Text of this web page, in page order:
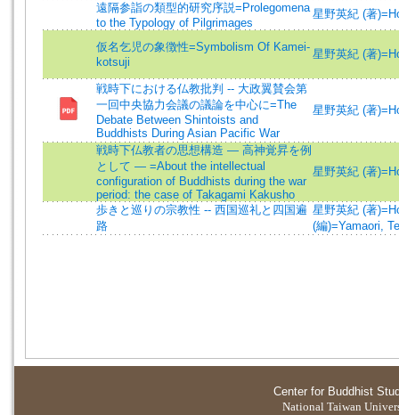
遠隔参詣の類型的研究序説=Prolegomena
to the Typology of Pilgrimages
星野英紀 (著
仮名乞児の象徴性=Symbolism Of Kamei-
kotsuji
星野英紀 (著
戦時下における仏教批判 -- 大政翼賛会第
一回中央協力会議の議論を中心に=The
Debate Between Shintoists and
Buddhists During Asian Pacific War
星野英紀 (著
戦時下仏教者の思想構造 ― 高神覚昇を例
として ― =About the intellectual
configuration of Buddhists during the war
period: the case of Takagami Kakusho
星野英紀 (著
歩きと巡りの宗教性 -- 西国巡礼と四国遍
路
星野英紀 (著
(編)=Yamaori,
Center for Buddhist
National Taiwan